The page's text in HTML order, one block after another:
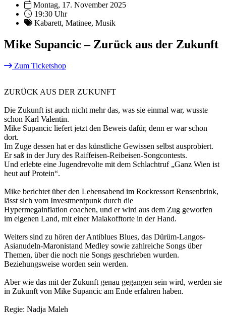
Montag, 17. November 2025
19:30 Uhr
Kabarett, Matinee, Musik
Mike Supancic – Zurück aus der Zukunft
Zum Ticketshop
ZURÜCK AUS DER ZUKUNFT
Die Zukunft ist auch nicht mehr das, was sie einmal war, wusste
schon Karl Valentin.
Mike Supancic liefert jetzt den Beweis dafür, denn er war schon
dort.
Im Zuge dessen hat er das künstliche Gewissen selbst ausprobiert.
Er saß in der Jury des Raiffeisen-Reibeisen-Songcontests.
Und erlebte eine Jugendrevolte mit dem Schlachtruf „Ganz Wien ist
heut auf Protein“.
Mike berichtet über den Lebensabend im Rockressort Rensenbrink,
lässt sich vom Investmentpunk durch die
Hypermegainflation coachen, und er wird aus dem Zug geworfen
im eigenen Land, mit einer Malakofftorte in der Hand.
Weiters sind zu hören der Antiblues Blues, das Dürüm-Langos-
Asianudeln-Maronistand Medley sowie zahlreiche Songs über
Themen, über die noch nie Songs geschrieben wurden.
Beziehungsweise worden sein werden.
Aber wie das mit der Zukunft genau gegangen sein wird, werden sie
in Zukunft von Mike Supancic am Ende erfahren haben.
Regie: Nadja Maleh